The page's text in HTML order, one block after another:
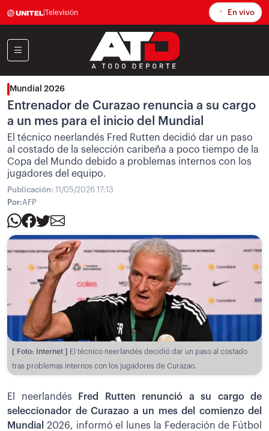
Televisión En vivo
Mundial 2026
Entrenador de Curazao renuncia a su cargo
a un mes para el inicio del Mundial
El técnico neerlandés Fred Rutten decidió dar un paso
al costado de la selección caribeña a poco tiempo de la
Copa del Mundo debido a problemas internos con los
jugadores del equipo.
Publicación: 11/05/2026 17:13
Por:AFP
[ Foto: Internet ]
El técnico neerlandés decidió dar un paso al costado
tras problemas internos con los jugadores de Curazao.
El neerlandés
Fred Rutten renunció a su cargo de
seleccionador de Curazao a un mes del comienzo del
Mundial
2026, informó el lunes la Federación de Fútbol